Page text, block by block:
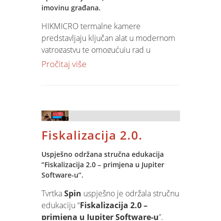
imovinu građana.
HIKMICRO termalne kamere
predstavljaju ključan alat u modernom
vatrogastvu te omogućuju rad u
potpunom mraku, gustoj dimnoj magli i
otkrivanju žrtava, procjeni rizika i
sigurnijem kretanju kroz objekt.
Ovom donacijom tvrtka Spin želi
doprinijeti tehnološkom opremanju
vatrogasnih timova te izraziti zahvalnost
pripadnicima Javne vatrogasne
postrojbe grada Osijeka na njihovoj
predanosti, stručnosti i hrabrosti.
Pročitaj više
Fiskalizacija 2.0.
Uspješno održana stručna edukacija
“Fiskalizacija 2.0 – primjena u Jupiter
Software-u”.
TvrtkaSpin uspješno je održala stručnu
edukaciju “Fiskalizacija 2.0 –
primjena u Jupiter Software-u”,